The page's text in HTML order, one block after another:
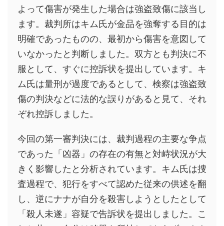
よって傷害が発生した場合は強盗致傷に該当し
ます。裁判所はキム氏が金品を強奪する目的は
明確であったものの、最初から傷害を意図して
いなかったと判断しました。双方とも判決に不
服として、すぐに控訴状を提出しています。キ
ム氏は量刑が過度であるとして、検察は強盗致
傷の判決などに法的な誤りがあると見て、それ
ぞれ控訴しました。
今回の第一審判決には、裁判過程の主要な争点
であった「凶器」の存在の有無と対峙状況が大
きく影響したと分析されています。キム氏は捜
査過程で、犯行をすべて認めた従来の供述を翻
し、逆にナナが自分を殺害しようとしたとして
「殺人未遂」容疑で告訴状を提出しました。こ